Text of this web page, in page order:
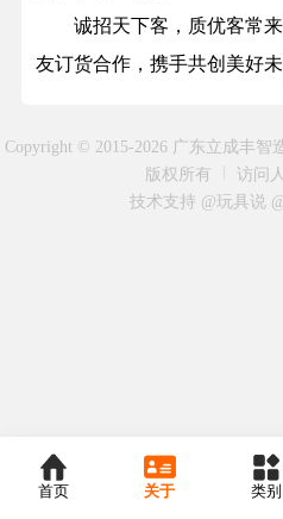
首页 关于 类别
诚招天下客，质优客常来
友订货合作，携手共创美好未
Copyright © 2015-2026 广东立成丰智
版权所有
访问
技术支持 @玩具说